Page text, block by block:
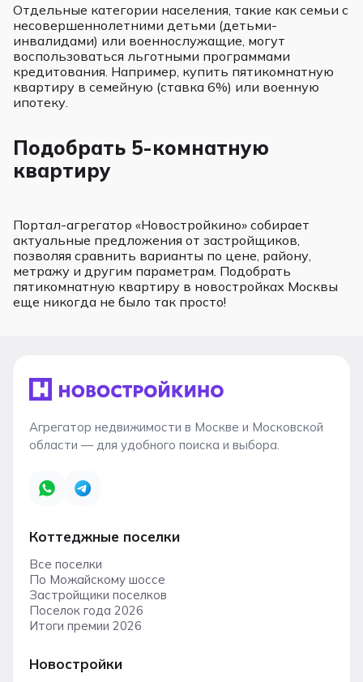
Отдельные категории населения, такие как семьи с
несовершеннолетними детьми (детьми-
инвалидами) или военнослужащие, могут
воспользоваться льготными программами
кредитования. Например, купить пятикомнатную
квартиру в семейную (ставка 6%) или военную
ипотеку.
Подобрать 5-комнатную
квартиру
Портал-агрегатор «Новостройкино» собирает
актуальные предложения от застройщиков,
позволяя сравнить варианты по цене, району,
метражу и другим параметрам. Подобрать
пятикомнатную квартиру в новостройках Москвы
еще никогда не было так просто!
Агрегатор недвижимости в Москве и Московской
области — для удобного поиска и выбора.
Коттеджные поселки
Все поселки
По Можайскому шоссе
Застройщики поселков
Поселок года 2026
Итоги премии 2026
Новостройки